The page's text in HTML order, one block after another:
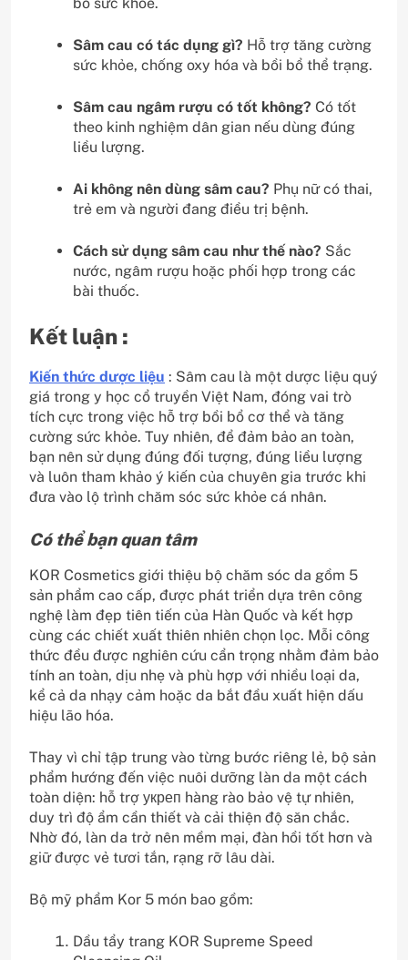
Sâm cau có tác dụng gì? Hỗ trợ tăng cường
sức khỏe, chống oxy hóa và bồi bổ thể trạng.
Sâm cau ngâm rượu có tốt không? Có tốt
theo kinh nghiệm dân gian nếu dùng đúng
liều lượng.
Ai không nên dùng sâm cau? Phụ nữ có thai,
trẻ em và người đang điều trị bệnh.
Cách sử dụng sâm cau như thế nào? Sắc
nước, ngâm rượu hoặc phối hợp trong các
bài thuốc.
Kết luận :
Kiến thức dược liệu : Sâm cau là một dược liệu quý
giá trong y học cổ truyền Việt Nam, đóng vai trò
tích cực trong việc hỗ trợ bồi bổ cơ thể và tăng
cường sức khỏe. Tuy nhiên, để đảm bảo an toàn,
bạn nên sử dụng đúng đối tượng, đúng liều lượng
và luôn tham khảo ý kiến của chuyên gia trước khi
đưa vào lộ trình chăm sóc sức khỏe cá nhân.
Có thể bạn quan tâm
KOR Cosmetics giới thiệu bộ chăm sóc da gồm 5
sản phẩm cao cấp, được phát triển dựa trên công
nghệ làm đẹp tiên tiến của Hàn Quốc và kết hợp
cùng các chiết xuất thiên nhiên chọn lọc. Mỗi công
thức đều được nghiên cứu cẩn trọng nhằm đảm bảo
tính an toàn, dịu nhẹ và phù hợp với nhiều loại da,
kể cả da nhạy cảm hoặc da bắt đầu xuất hiện dấu
hiệu lão hóa.
Thay vì chỉ tập trung vào từng bước riêng lẻ, bộ sản
phẩm hướng đến việc nuôi dưỡng làn da một cách
toàn diện: hỗ trợ укреп hàng rào bảo vệ tự nhiên,
duy trì độ ẩm cần thiết và cải thiện độ săn chắc.
Nhờ đó, làn da trở nên mềm mại, đàn hồi tốt hơn và
giữ được vẻ tươi tắn, rạng rỡ lâu dài.
Bộ mỹ phẩm Kor 5 món bao gồm:
Dầu tẩy trang KOR Supreme Speed